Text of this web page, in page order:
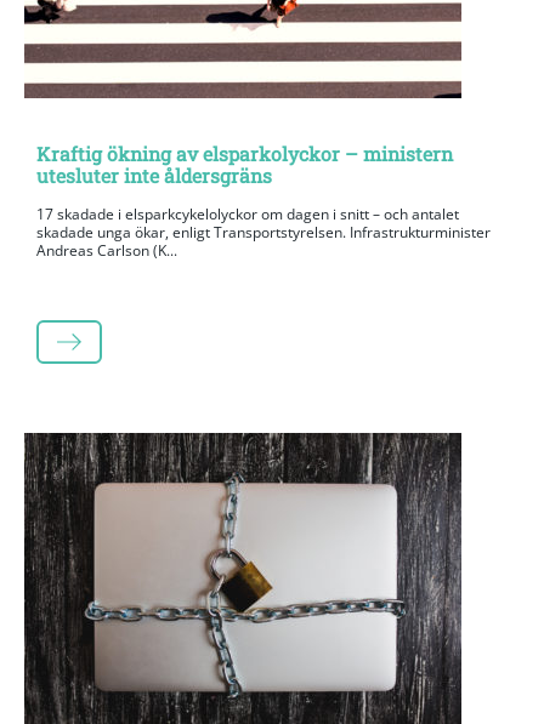
Kraftig ökning av elsparkolyckor – ministern
utesluter inte åldersgräns
17 skadade i elsparkcykelolyckor om dagen i snitt – och antalet
skadade unga ökar, enligt Transportstyrelsen. Infrastrukturminister
Andreas Carlson (K...
LÄS MER